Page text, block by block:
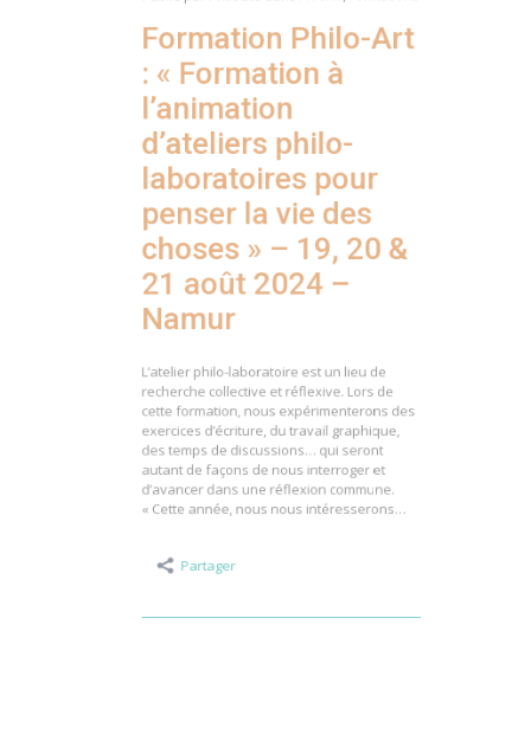
Formation Philo-Art
: « Formation à
l’animation
d’ateliers philo-
laboratoires pour
penser la vie des
choses » – 19, 20 &
21 août 2024 –
L’atelier philo-laboratoire est un lieu de
recherche collective et réflexive. Lors de
cette formation, nous expérimenterons des
exercices d’écriture, du travail graphique,
des temps de discussions… qui seront
autant de façons de nous interroger et
« Cette année, nous nous intéresserons…